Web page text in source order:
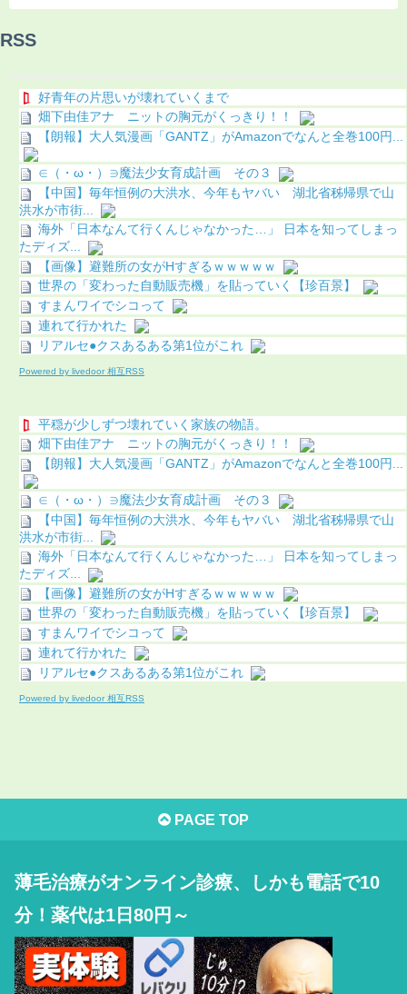
RSS
好青年の片思いが壊れていくまで
畑下由佳アナ ニットの胸元がくっきり！！
【朗報】大人気漫画「GANTZ」がAmazonでなんと全巻100円...
∈（・ω・）∋魔法少女育成計画 その３
【中国】毎年恒例の大洪水、今年もヤバい 湖北省秭帰県で山
洪水が市街...
海外「日本なんて行くんじゃなかった…」 日本を知ってしまっ
たディズ...
【画像】避難所の女がHすぎるｗｗｗｗｗ
世界の「変わった自動販売機」を貼っていく【珍百景】
すまんワイでシコって
連れて行かれた
リアルセ●クスあるある第1位がこれ
Powered by livedoor 相互RSS
平穏が少しずつ壊れていく家族の物語。
畑下由佳アナ ニットの胸元がくっきり！！
【朗報】大人気漫画「GANTZ」がAmazonでなんと全巻100円...
∈（・ω・）∋魔法少女育成計画 その３
【中国】毎年恒例の大洪水、今年もヤバい 湖北省秭帰県で山
洪水が市街...
海外「日本なんて行くんじゃなかった…」 日本を知ってしまっ
たディズ...
【画像】避難所の女がHすぎるｗｗｗｗｗ
世界の「変わった自動販売機」を貼っていく【珍百景】
すまんワイでシコって
連れて行かれた
リアルセ●クスあるある第1位がこれ
Powered by livedoor 相互RSS
PAGE TOP
薄毛治療がオンライン診療、しかも電話で10
分！薬代は1日80円～